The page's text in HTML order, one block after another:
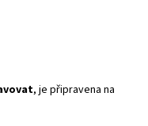
, je připravena na